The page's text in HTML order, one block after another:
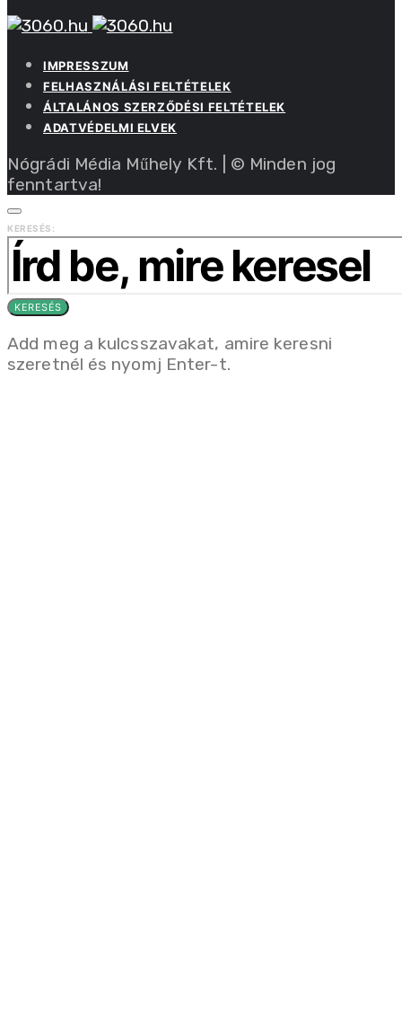
IMPRESSZUM
FELHASZNÁLÁSI FELTÉTELEK
ÁLTALÁNOS SZERZŐDÉSI FELTÉTELEK
ADATVÉDELMI ELVEK
Nógrádi Média Műhely Kft. | © Minden jog
fenntartva!
KERESÉS:
KERESÉS
Add meg a kulcsszavakat, amire keresni
szeretnél és nyomj Enter-t.